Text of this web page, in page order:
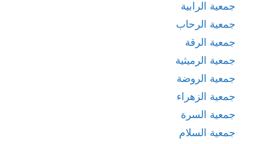
جمعية الرابية
جمعية الرحاب
جمعية الرقة
جمعية الرميثية
جمعية الروضة
جمعية الزهراء
جمعية السرة
جمعية السلام